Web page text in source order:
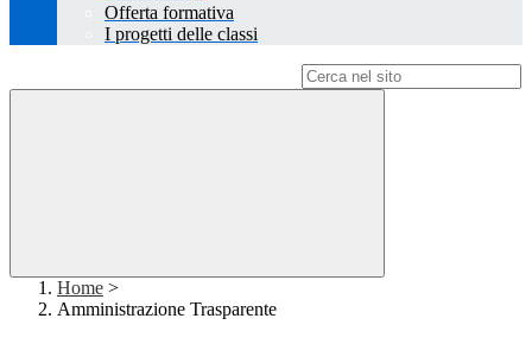
Offerta formativa
I progetti delle classi
Home >
Amministrazione Trasparente